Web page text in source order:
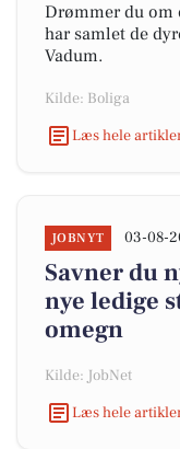
Drømmer du om
har samlet de
Vadum.
Kilde: Boliga
Læs hele
JOBNYT 03-08-
Savner du
nye ledige
omegn
Kilde: JobNet
Læs hele